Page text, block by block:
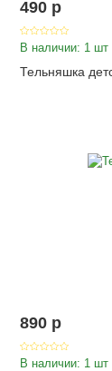
490 p
В наличии: 1 шт
Тельняшка
890 p
В наличии: 1 шт